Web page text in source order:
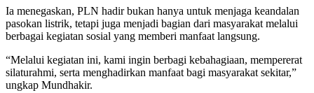
Ia menegaskan, PLN hadir bukan hanya untuk menjaga keandalan
pasokan listrik, tetapi juga menjadi bagian dari masyarakat melalui
berbagai kegiatan sosial yang memberi manfaat langsung.
“Melalui kegiatan ini, kami ingin berbagi kebahagiaan, mempererat
silaturahmi, serta menghadirkan manfaat bagi masyarakat sekitar,”
ungkap Mundhakir.